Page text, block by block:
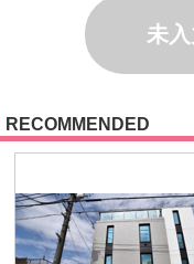
未
RECOMMENDED